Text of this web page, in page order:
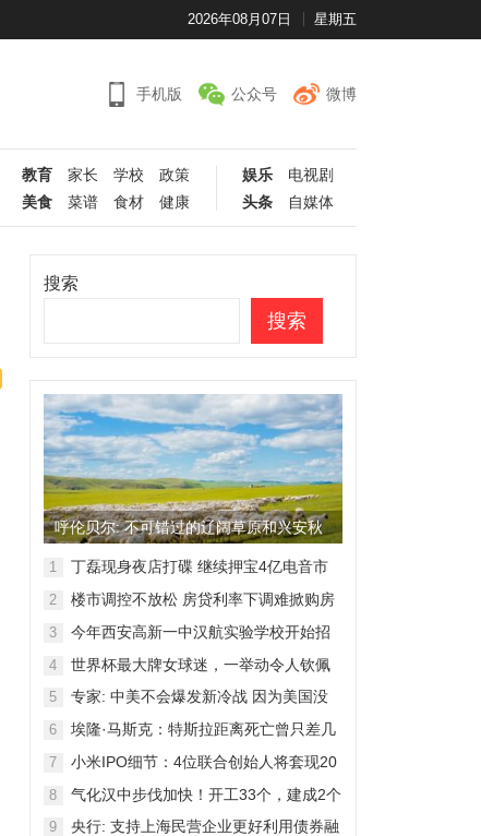
2026年08月07日 星期五
手机版 公众号 微博
教育 家长 学校
政策
美食
菜谱 食材 健康
娱乐
电视剧
头条
自媒体
搜索
搜索
呼伦贝尔: 不可错过的辽阔草原和兴安秋
色
1
丁磊现身夜店打碟 继续押宝4亿电音市
2
楼市调控不放松 房贷利率下调难掀购房
3
今年西安高新一中汉航实验学校开始招
4 世界杯最大牌女球迷，一举动令人钦佩
5
专家: 中美不会爆发新冷战 因为美国没
6
埃隆·马斯克：特斯拉距离死亡曾只差几
7
小米IPO细节：4位联合创始人将套现20
8 气化汉中步伐加快！开工33个，建成2个
9
央行: 支持上海民营企业更好利用债券融